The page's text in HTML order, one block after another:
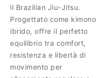
il Brazilian Jiu-Jitsu.
Progettato come kimono
ibrido, offre il perfetto
equilibrio tra comfort,
resistenza e libertà di
movimento per